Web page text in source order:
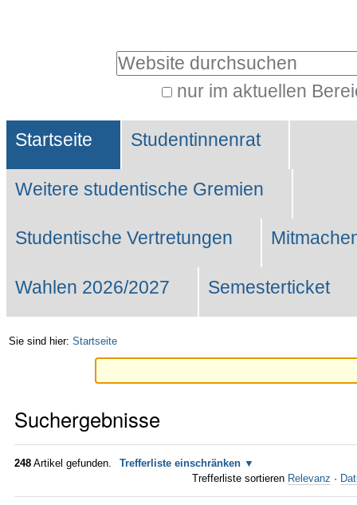
Website durchsuchen
nur im aktuellen
Suche…
Sektionen
Startseite Studentinnenrat
Weitere studentische Gremien
Studentische Vertretungen
Wahlen 2026/2027 Semesterticket
Sie sind hier: Startseite
Suchergebnisse
248 Artikel gefunden.
Trefferliste einschränken
Trefferliste sortieren Relevanz ·